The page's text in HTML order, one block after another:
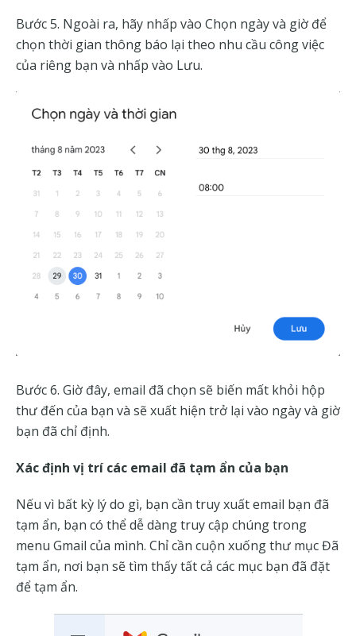
Bước 5. Ngoài ra, hãy nhấp vào Chọn ngày và giờ để
chọn thời gian thông báo lại theo nhu cầu công việc
của riêng bạn và nhấp vào Lưu.
Bước 6. Giờ đây, email đã chọn sẽ biến mất khỏi hộp
thư đến của bạn và sẽ xuất hiện trở lại vào ngày và giờ
bạn đã chỉ định.
Xác định vị trí các email đã tạm ẩn của bạn
Nếu vì bất kỳ lý do gì, bạn cần truy xuất email bạn đã
tạm ẩn, bạn có thể dễ dàng truy cập chúng trong
menu Gmail của mình. Chỉ cần cuộn xuống thư mục Đã
tạm ẩn, nơi bạn sẽ tìm thấy tất cả các mục bạn đã đặt
để tạm ẩn.